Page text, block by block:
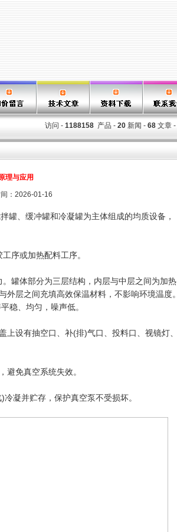
访问 - 1188158 产品 - 20 新闻 - 68 文章 -
理与应用
：2026-01-16
罐、缓冲罐和冷凝罐为主体组成的均质设备，
序或加热配料工序。
罐体部分为三层结构，内层与中层之间为加热
层之间充填高效保温材料，不影响环境温度。
稳、均匀，噪声低。
设有抽空口、补(排)气口、投料口、视镜灯、
免真空系统失效。
凝并贮存，保护真空泵不受损坏。